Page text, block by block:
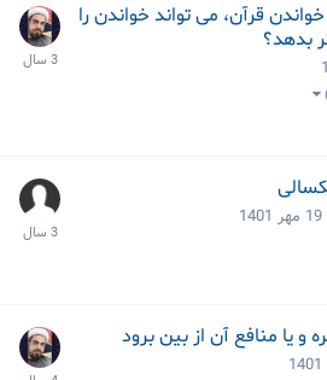
قرآن، می تواند خواندن را
بدهد؟
19 مهر 1401
و یا منافع آن از بین برود